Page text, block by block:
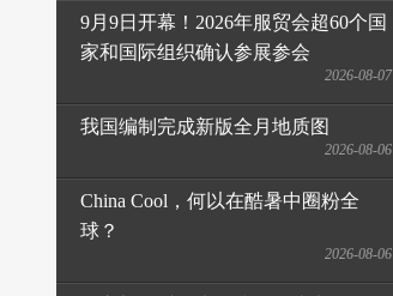
9月9日开幕！2026年服贸会超60个国
家和国际组织确认参展参会
2026-08-07
我国编制完成新版全月地质图
2026-08-06
China Cool，何以在酷暑中圈粉全
球？
2026-08-06